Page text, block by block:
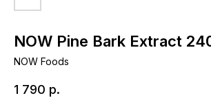
NOW Pine Bark Extract
NOW Foods
1 790 р.